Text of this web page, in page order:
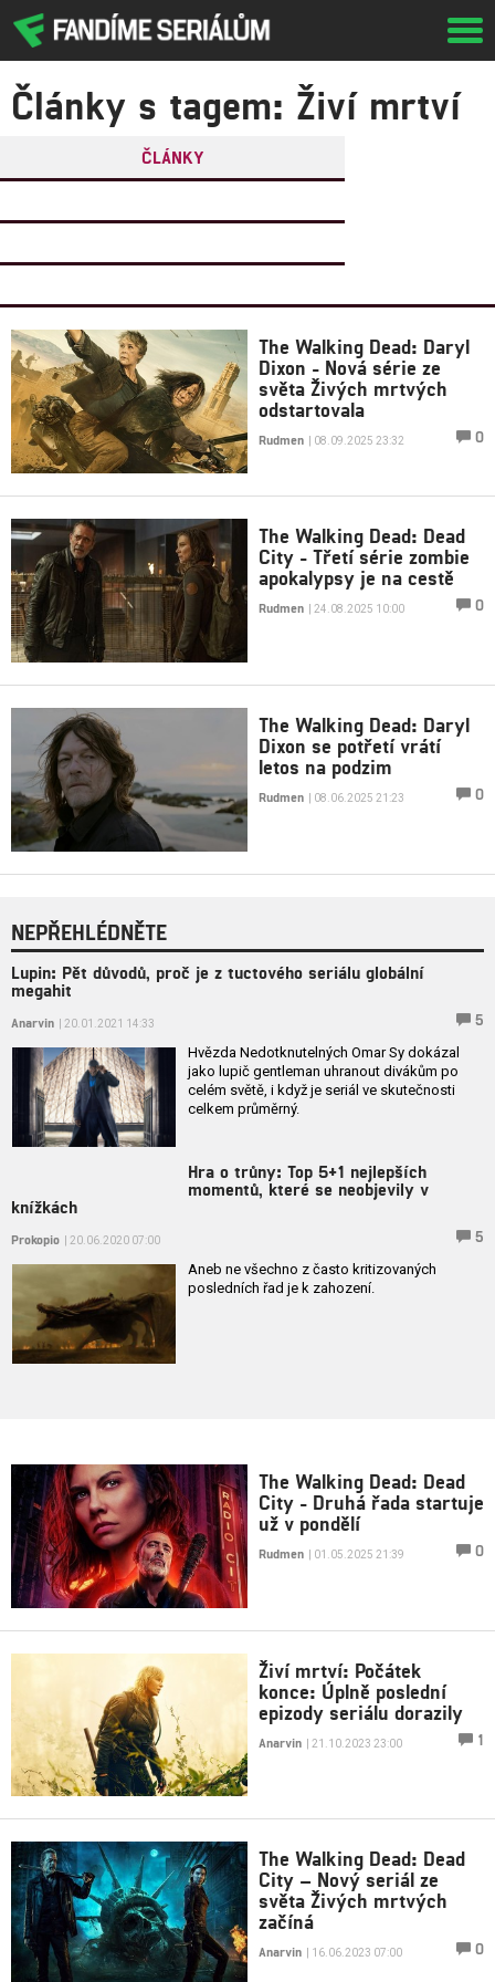
Články s tagem: Živí mrtví
ČLÁNKY
The Walking Dead: Daryl
Dixon - Nová série ze
světa Živých mrtvých
odstartovala
Rudmen | 08.09.2025 23:32 0
The Walking Dead: Dead
City - Třetí série zombie
apokalypsy je na cestě
Rudmen | 24.08.2025 10:00 0
The Walking Dead: Daryl
Dixon se potřetí vrátí
letos na podzim
Rudmen | 08.06.2025 21:23 0
NEPŘEHLÉDNĚTE
Lupin: Pět důvodů, proč je z tuctového seriálu globální
megahit
Anarvin | 20.01.2021 14:33 5
Hvězda Nedotknutelných Omar Sy dokázal
jako lupič gentleman uhranout divákům po
celém světě, i když je seriál ve skutečnosti
celkem průměrný.
Hra o trůny: Top 5+1 nejlepších
momentů, které se neobjevily v
knížkách
Prokopio | 20.06.2020 07:00 5
Aneb ne všechno z často kritizovaných
posledních řad je k zahození.
The Walking Dead: Dead
City - Druhá řada startuje
už v pondělí
Rudmen | 01.05.2025 21:39 0
Živí mrtví: Počátek
konce: Úplně poslední
epizody seriálu dorazily
Anarvin | 21.10.2023 23:00 1
The Walking Dead: Dead
City – Nový seriál ze
světa Živých mrtvých
začíná
Anarvin | 16.06.2023 07:00 0